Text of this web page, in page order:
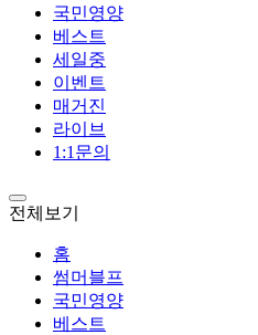
국민영양
베스트
세일중
이벤트
매거진
라이브
1:1문의
전체보기
홈
썸머블프
국민영양
베스트